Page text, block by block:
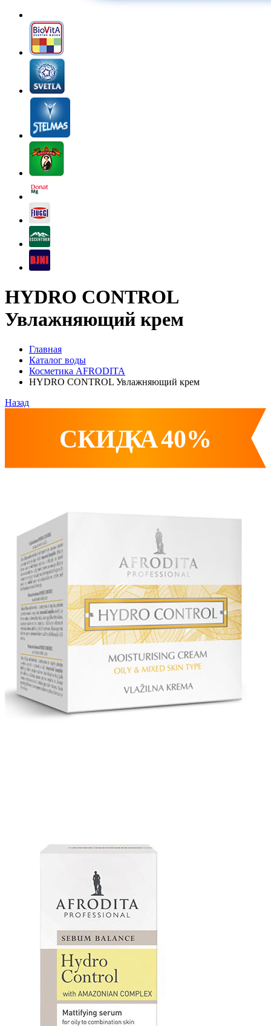
HYDRO CONTROL
Увлажняющий крем
Главная
Каталог воды
Косметика AFRODITA
HYDRO CONTROL Увлажняющий крем
Назад